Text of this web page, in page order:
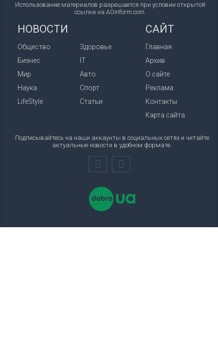
Использование материалов разрешается при условии открытой
ссылки на AOinform.com.
НОВОСТИ
Общество
Бизнес
Мир
Наука
LifeStyle
Здоровье
IT
Авто
Спорт
Статьи
САЙТ
Главная
Архив
О сайте
Реклама
Контакты
Карта сайта
Подписывайтесь на наши аккаунты в социальных сетях и читайте
актуальные новости в удобном формате.